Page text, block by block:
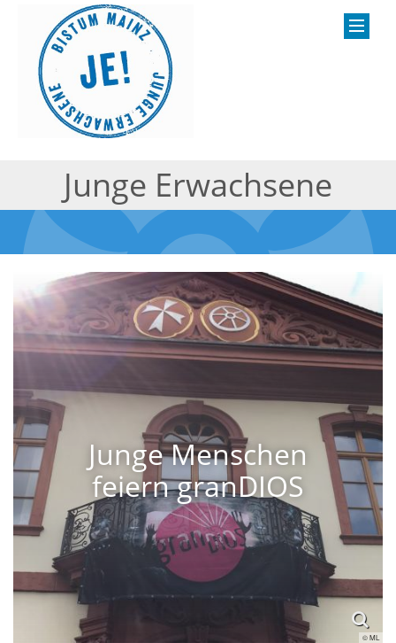
Junge Erwachsene
Junge Menschen
feiern granDIOS
© ML